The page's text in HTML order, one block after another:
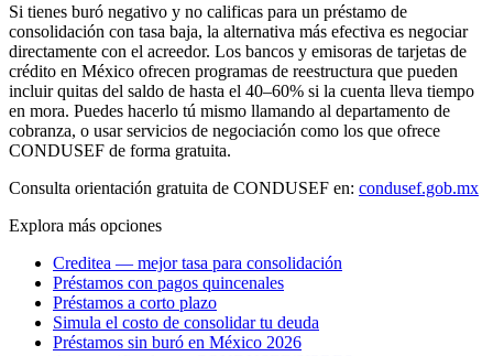
Si tienes buró negativo y no calificas para un préstamo de
consolidación con tasa baja, la alternativa más efectiva es negociar
directamente con el acreedor. Los bancos y emisoras de tarjetas de
crédito en México ofrecen programas de reestructura que pueden
incluir quitas del saldo de hasta el 40–60% si la cuenta lleva tiempo
en mora. Puedes hacerlo tú mismo llamando al departamento de
cobranza, o usar servicios de negociación como los que ofrece
CONDUSEF de forma gratuita.
Consulta orientación gratuita de CONDUSEF en: condusef.gob.mx
Explora más opciones
Creditea — mejor tasa para consolidación
Préstamos con pagos quincenales
Préstamos a corto plazo
Simula el costo de consolidar tu deuda
Préstamos sin buró en México 2026